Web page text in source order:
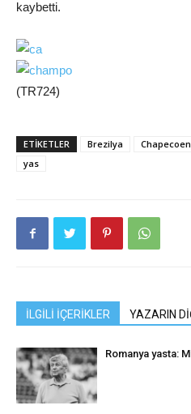
kaybetti.
(TR724)
ETIKETLER Brezilya
yas
İLGİLİ İÇERİKLER YAZARIN
Romanya yasta: